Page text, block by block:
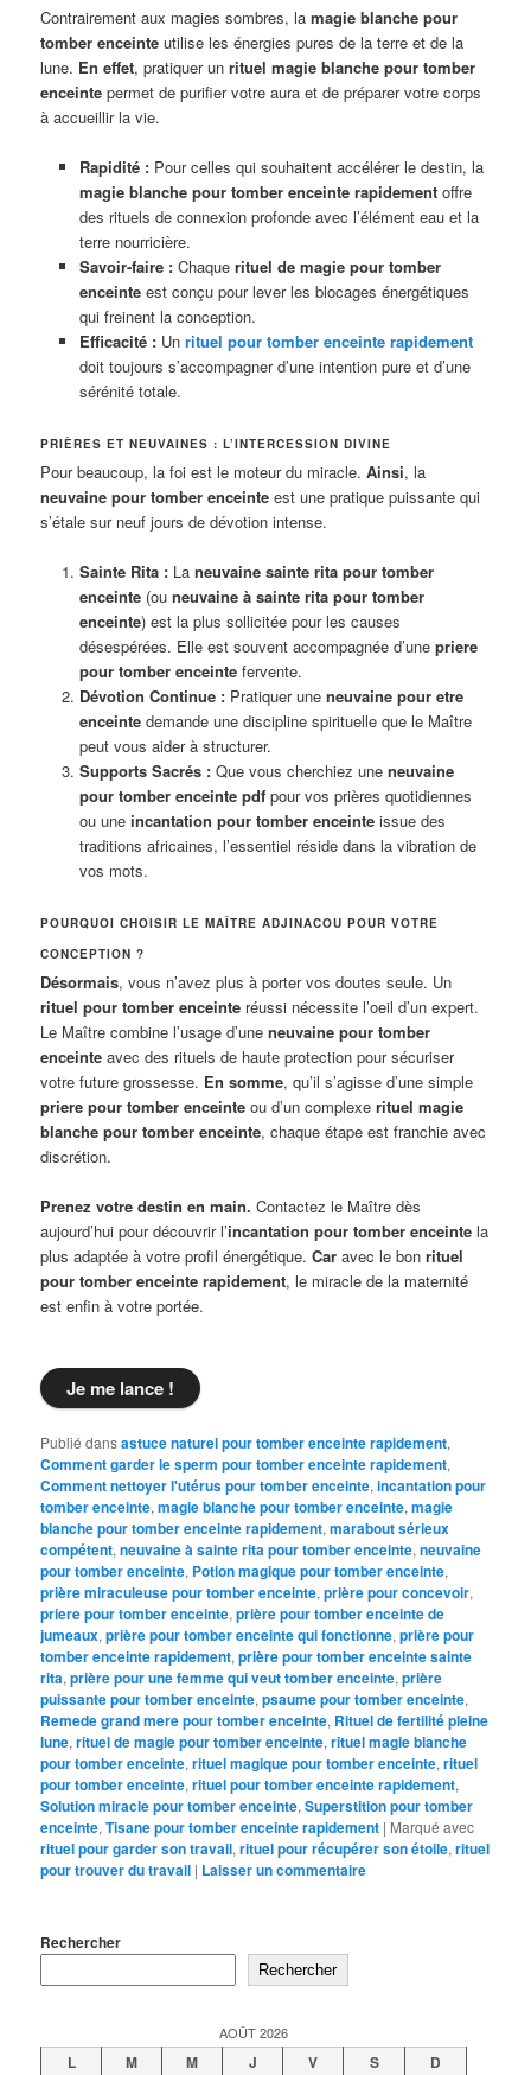
Contrairement aux magies sombres, lamagie blanche pour
tomber enceinte utilise les énergies pures de la terre et de la
lune. En effet, pratiquer unrituel magie blanche pour tomber
enceinte permet de purifier votre aura et de préparer votre corps
à accueillir la vie.
Rapidité :Pour celles qui souhaitent accélérer le destin, la
magie blanche pour tomber enceinte rapidementoffre
des rituels de connexion profonde avec l’élément eau et la
terre nourricière.
Savoir-faire :Chaque rituel de magie pour tomber
enceinteest conçu pour lever les blocages énergétiques
qui freinent la conception.
Efficacité :Un rituel pour tomber enceinte rapidement
doit toujours s’accompagner d’une intention pure et d’une
sérénité totale.
PRIÈRES ET NEUVAINES : L’INTERCESSION DIVINE
Pour beaucoup, la foi est le moteur du miracle.Ainsi, la
neuvaine pour tomber enceinte est une pratique puissante qui
s’étale sur neuf jours de dévotion intense.
Sainte Rita :La neuvaine sainte rita pour tomber
enceinte(ou neuvaine à sainte rita pour tomber
enceinte) est la plus sollicitée pour les causes
désespérées. Elle est souvent accompagnée d’une priere
pour tomber enceintefervente.
Dévotion Continue :Pratiquer une neuvaine pour etre
enceintedemande une discipline spirituelle que le Maître
peut vous aider à structurer.
Supports Sacrés :Que vous cherchiez une neuvaine
pour tomber enceinte pdfpour vos prières quotidiennes
ou une incantation pour tomber enceinteissue des
traditions africaines, l’essentiel réside dans la vibration de
vos mots.
POURQUOI CHOISIR LE MAÎTRE ADJINACOU POUR VOTRE
CONCEPTION ?
Désormais, vous n’avez plus à porter vos doutes seule. Un
rituel pour tomber enceinte réussi nécessite l’oeil d’un expert.
Le Maître combine l’usage d’uneneuvaine pour tomber
enceinte avec des rituels de haute protection pour sécuriser
votre future grossesse. En somme, qu’il s’agisse d’une simple
priere pour tomber enceinte ou d’un complexerituel magie
blanche pour tomber enceinte, chaque étape est franchie avec
discrétion.
Prenez votre destin en main. Contactez le Maître dès
aujourd’hui pour découvrir l’incantation pour tomber enceinte la
plus adaptée à votre profil énergétique.Car avec le bonrituel
pour tomber enceinte rapidement, le miracle de la maternité
est enfin à votre portée.
Je me lance !
Publié dansastuce naturel pour tomber enceinte rapidement,
Comment garder le sperm pour tomber enceinte rapidement,
Comment nettoyer l'utérus pour tomber enceinte,incantation pour
tomber enceinte,magie blanche pour tomber enceinte,magie
blanche pour tomber enceinte rapidement,marabout sérieux
compétent,neuvaine à sainte rita pour tomber enceinte,neuvaine
pour tomber enceinte, Potion magique pour tomber enceinte,
prière miraculeuse pour tomber enceinte,prière pour concevoir,
priere pour tomber enceinte,prière pour tomber enceinte de
jumeaux,prière pour tomber enceinte qui fonctionne,prière pour
tomber enceinte rapidement,prière pour tomber enceinte sainte
rita,prière pour une femme qui veut tomber enceinte,prière
puissante pour tomber enceinte,psaume pour tomber enceinte,
Remede grand mere pour tomber enceinte, Rituel de fertilité pleine
lune,rituel de magie pour tomber enceinte,rituel magie blanche
pour tomber enceinte,rituel magique pour tomber enceinte,rituel
pour tomber enceinte,rituel pour tomber enceinte rapidement,
Solution miracle pour tomber enceinte,Superstition pour tomber
enceinte,Tisane pour tomber enceinte rapidement | Marqué avec
rituel pour garder son travail,rituel pour récupérer son étoile,rituel
pour trouver du travail | Laisser un commentaire
Rechercher
Rechercher
AOÛT 2026
L M M J V S D